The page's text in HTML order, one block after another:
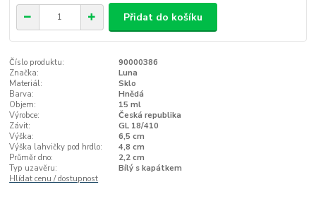
Přidat do košíku
Číslo produktu:
90000386
Značka:
Luna
Materiál:
Sklo
Barva:
Hnědá
Objem:
15 ml
Výrobce:
Česká republika
Závit:
GL 18/410
Výška:
6,5 cm
Výška lahvičky pod hrdlo:
4,8 cm
Průměr dno:
2,2 cm
Typ uzavěru:
Bílý s kapátkem
Hlídat cenu / dostupnost